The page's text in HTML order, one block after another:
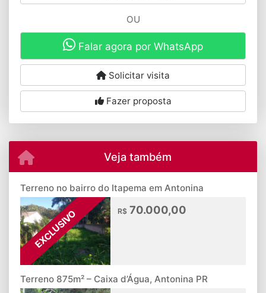
OU
Falar agora por WhatsApp
Solicitar visita
Fazer proposta
Veja também
Terreno no bairro do Itapema em Antonina
EXCLUSIVO R$ 70.000,00
Terreno 875m² – Caixa d’Água, Antonina PR